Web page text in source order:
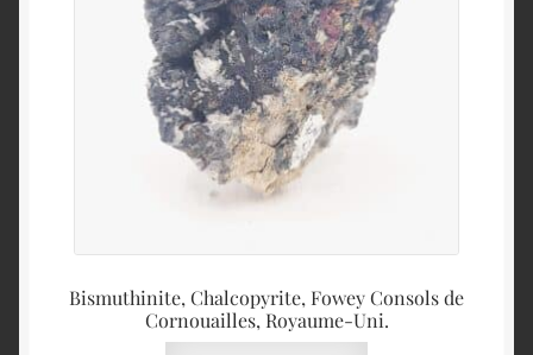
Bismuthinite, Chalcopyrite, Fowey Consols de
Cornouailles, Royaume-Uni.